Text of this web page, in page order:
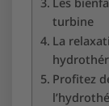
turbine
La
Profitez